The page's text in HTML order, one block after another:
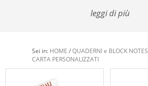
leggi di più
Sei in: HOME / QUADERNI e BLOCK NOTES
CARTA PERSONALIZZATI